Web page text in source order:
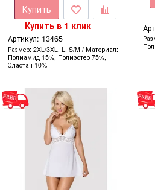
Купить
Купить в 1 клик
Артикул: 13465
Размер 2XL/3XL, L, S/M
Материал
Полиамид 15%, Полиэстер 75%,
Эластан 10%